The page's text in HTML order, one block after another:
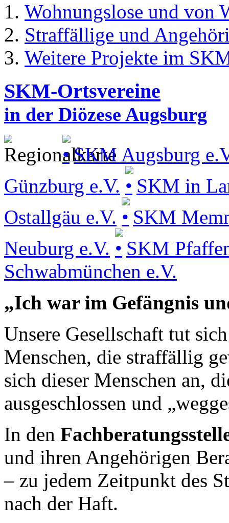
Wohnungslose und von
Straffällige und
Weitere Projekte im
SKM-Ortsvereine
in der Diözese Augsburg
SKM Augsburg
Günzburg e.V.
SKM in
Ostallgäu e.V.
SKM
Neuburg e.V.
SKM
Schwabmünchen e.V.
„Ich war im Gefängnis
Unsere Gesellschaft tut
Menschen, die straffällig
sich dieser Menschen an,
ausgeschlossen und
In den
und ihren Angehörigen
– zu jedem Zeitpunkt des
nach der Haft.